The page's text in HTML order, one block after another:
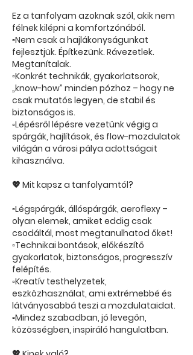
Ez a tanfolyam azoknak szól, akik nem
félnek kilépni a komfortzónából.
▫️Nem csak a hajlákonyságunkat
fejlesztjük. Építkezünk. Rávezetlek.
Megtanítalak.
▫️Konkrét technikák, gyakorlatsorok,
„know-how” minden pózhoz – hogy ne
csak mutatós legyen, de stabil és
biztonságos is.
▫️Lépésről lépésre vezetünk végig a
spárgák, hajlítások, és flow-mozdulatok
világán a városi pálya adottságait
kihasználva.
💖 Mit kapsz a tanfolyamtól?
▫️Légspárgák, állóspárgák, aeroflexy –
olyan elemek, amiket eddig csak
csodáltál, most megtanulhatod őket!
▫️Technikai bontások, előkészítő
gyakorlatok, biztonságos, progresszív
felépítés.
▫️Kreatív testhelyzetek,
eszközhasználat, ami extrémebbé és
látványosabbá teszi a mozdulataidat.
▫️Mindez szabadban, jó levegőn,
közösségben, inspiráló hangulatban.